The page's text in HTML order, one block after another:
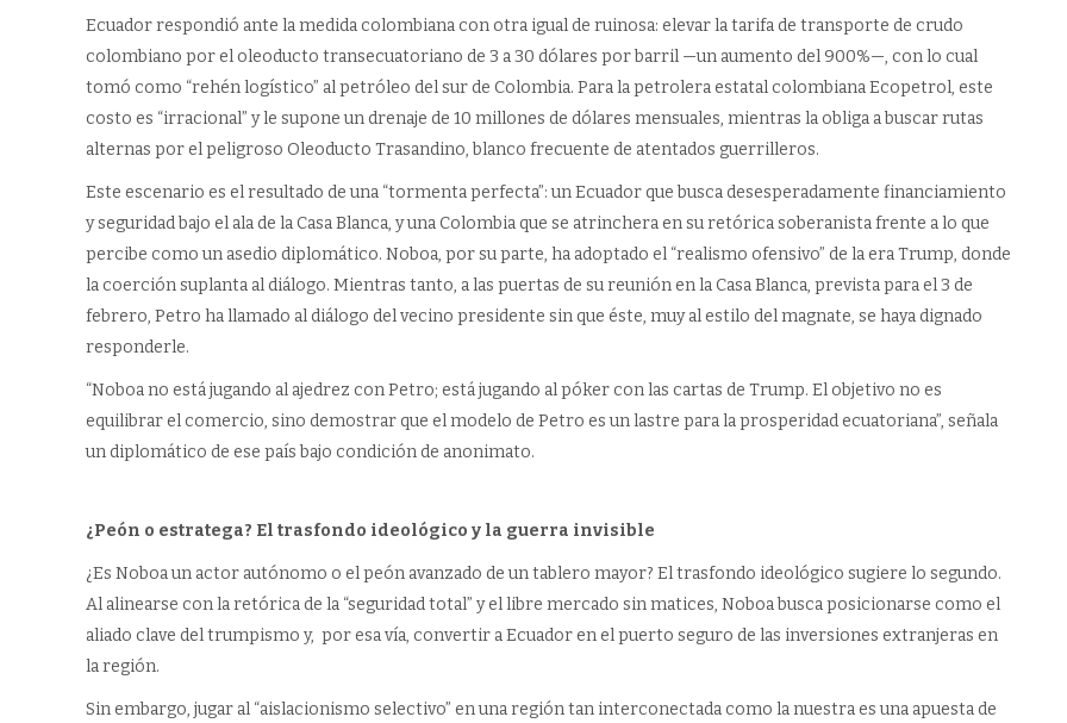
Ecuador respondió ante la medida colombiana con otra igual de ruinosa: elevar la tarifa de transporte de crudo
colombiano por el oleoducto transecuatoriano de 3 a 30 dólares por barril —un aumento del 900%—, con lo cual
tomó como “rehén logístico” al petróleo del sur de Colombia. Para la petrolera estatal colombiana Ecopetrol, este
costo es “irracional” y le supone un drenaje de 10 millones de dólares mensuales, mientras la obliga a buscar rutas
alternas por el peligroso Oleoducto Trasandino, blanco frecuente de atentados guerrilleros.
Este escenario es el resultado de una “tormenta perfecta”: un Ecuador que busca desesperadamente financiamiento
y seguridad bajo el ala de la Casa Blanca, y una Colombia que se atrinchera en su retórica soberanista frente a lo que
percibe como un asedio diplomático. Noboa, por su parte, ha adoptado el “realismo ofensivo” de la era Trump, donde
la coerción suplanta al diálogo. Mientras tanto, a las puertas de su reunión en la Casa Blanca, prevista para el 3 de
febrero, Petro ha llamado al diálogo del vecino presidente sin que éste, muy al estilo del magnate, se haya dignado
responderle.
“Noboa no está jugando al ajedrez con Petro; está jugando al póker con las cartas de Trump. El objetivo no es
equilibrar el comercio, sino demostrar que el modelo de Petro es un lastre para la prosperidad ecuatoriana”, señala
un diplomático de ese país bajo condición de anonimato.
¿Peón o estratega? El trasfondo ideológico y la guerra invisible
¿Es Noboa un actor autónomo o el peón avanzado de un tablero mayor? El trasfondo ideológico sugiere lo segundo.
Al alinearse con la retórica de la “seguridad total” y el libre mercado sin matices, Noboa busca posicionarse como el
aliado clave del trumpismo y, por esa vía, convertir a Ecuador en el puerto seguro de las inversiones extranjeras en
la región.
Sin embargo, jugar al “aislacionismo selectivo” en una región tan interconectada como la nuestra es una apuesta de